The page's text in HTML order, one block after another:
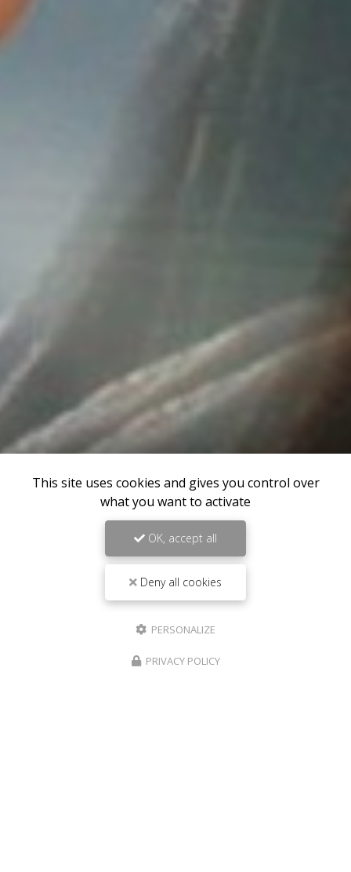
This site uses cookies and gives you control over
what you want to activate
OK, accept all
Deny all cookies
PERSONALIZE
PRIVACY POLICY